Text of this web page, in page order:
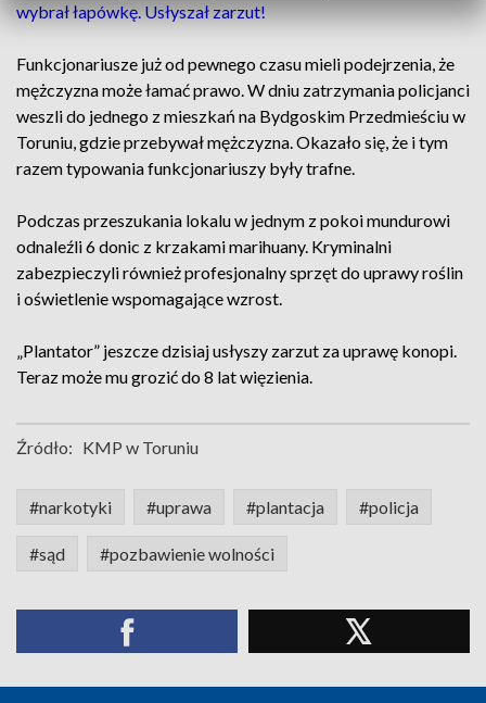
wybrał łapówkę. Usłyszał zarzut!
Funkcjonariusze już od pewnego czasu mieli podejrzenia, że
mężczyzna może łamać prawo. W dniu zatrzymania policjanci
weszli do jednego z mieszkań na Bydgoskim Przedmieściu w
Toruniu, gdzie przebywał mężczyzna. Okazało się, że i tym
razem typowania funkcjonariuszy były trafne.
Podczas przeszukania lokalu w jednym z pokoi mundurowi
odnaleźli 6 donic z krzakami marihuany. Kryminalni
zabezpieczyli również profesjonalny sprzęt do uprawy roślin
i oświetlenie wspomagające wzrost.
„Plantator” jeszcze dzisiaj usłyszy zarzut za uprawę konopi.
Teraz może mu grozić do 8 lat więzienia.
Źródło: KMP w Toruniu
#narkotyki #uprawa #plantacja #policja
#sąd #pozbawienie wolności